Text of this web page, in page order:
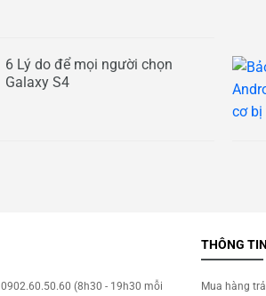
6 Lý do để mọi người chọn
Galaxy S4
0902.60.50.60 (8h30 - 19h30 mỗi
THÔNG
Mua hàng